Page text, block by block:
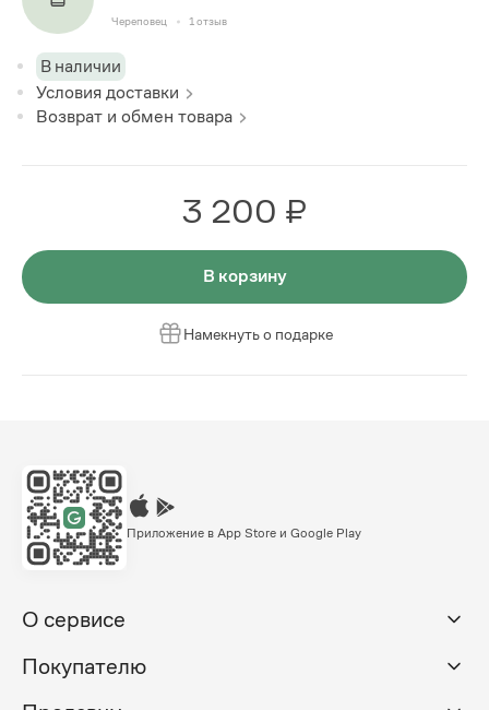
Череповец 1 отзыв
В наличии
Условия доставки
Возврат и обмен товара
3 200 ₽
В корзину
Намекнуть о подарке
Приложение в App Store и Google Play
О сервисе
Покупателю